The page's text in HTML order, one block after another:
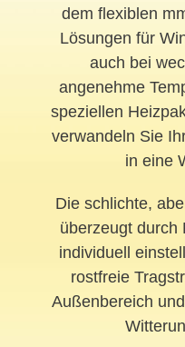
dem flexiblen
Lösungen für
auch bei
angenehme
speziellen
verwandeln Sie
in eine
Die schlichte,
überzeugt durch
individuell
rostfreie
Außenbereich